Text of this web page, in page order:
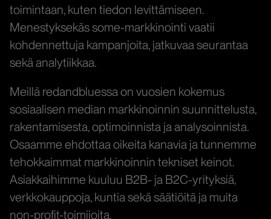
toimintaan, kuten tiedon levittämiseen.
Menestyksekäs some-markkinointi vaatii
kohdennettuja kampanjoita, jatkuvaa seurantaa
sekä analytiikkaa.
Meillä redandbluessa on vuosien kokemus
sosiaalisen median markkinoinnin suunnittelusta,
rakentamisesta, optimoinnista ja analysoinnista.
Osaamme ehdottaa oikeita kanavia ja tunnemme
tehokkaimmat markkinoinnin tekniset keinot.
Asiakkaihimme kuuluu B2B- ja B2C-yrityksiä,
verkkokauppoja, kuntia sekä säätiöitä ja muita
non-profit-toimijoita.